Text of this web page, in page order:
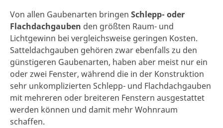
Von allen Gaubenarten bringen Schlepp- oder
Flachdachgauben den größten Raum- und
Lichtgewinn bei vergleichsweise geringen Kosten.
Satteldachgauben gehören zwar ebenfalls zu den
günstigeren Gaubenarten, haben aber meist nur ein
oder zwei Fenster, während die in der Konstruktion
sehr unkomplizierten Schlepp- und Flachdachgauben
mit mehreren oder breiteren Fenstern ausgestattet
werden können und damit mehr Wohnraum
schaffen.